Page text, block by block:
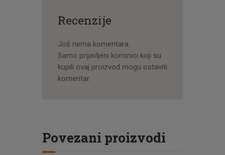
Recenzije
Još nema komentara.
Samo prijavljeni korisnici koji su
kupili ovaj proizvod mogu ostaviti
komentar.
Povezani proizvodi